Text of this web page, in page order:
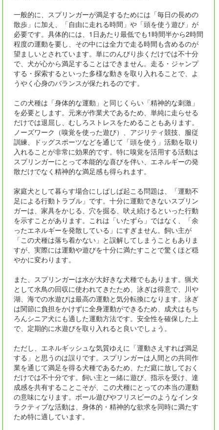
一般的に、スプリンガーが満足するためには「毎日の長めの
散歩」に加え、「自由に走れる時間」や「頭を使う遊び」が
必要です。具体的には、1日あたり最低でも1時間半から2時間
程度の運動を要し、その中には全力で走る時間も含めるのが
望ましいとされています。単にのんびり歩くだけでは不十分
で、犬が心から満足することはできません。走る・ジャンプ
する・探索するといった多様な動きを取り入れることで、よ
うやく心身のバランスが保たれるのです。
この犬種は「身体的な運動」と同じくらい「精神的な刺激」
を必要とします。元来が作業犬であるため、単純に走らせる
だけでは退屈し、むしろストレスをためることもあります。
ノーズワーク（嗅覚を使った遊び）、アジリティ競技、服従
訓練、ドッグスポーツなどを通じて「頭を使う」活動を取り
入れることが非常に効果的です。特に嗅覚を活用する活動は
スプリンガーにとって本能的な喜びを伴い、エネルギーの発
散だけでなく精神的な満足感も得られます。
家庭犬として暮らす場合にしばしば起こる問題は、「運動不
足による行動トラブル」です。十分に運動できないスプリン
ガーは、家具をかじる、穴を掘る、吠え続けるといった行動
を示すことがあります。これは「いたずら」ではなく、「余
ったエネルギーを発散している」にすぎません。飼い主が
「この犬種は落ち着かない」と誤解してしまうこともありま
すが、実際には運動や遊びを十分に満たすことで驚くほど穏
やかに変わります。
また、スプリンガーは水が大好きな犬種でもあります。猟犬
として水鳥の回収に使われてきたため、泳ぎは得意で、川や
湖、海での水遊びは最高の運動と気分転換になります。泳ぎ
は関節に負担をかけずに全身運動ができるため、成犬はもち
ろんシニア犬にも適した運動方法です。安全性を確保した上
で、定期的に水遊びを取り入れると良いでしょう。
ただし、エネルギッシュな気質ゆえに「運動さえすれば満足
する」と思うのは誤りです。スプリンガーは人間との共同作
業を通じて満足を得る犬種であるため、ただ庭に放しておく
だけでは不十分です。飼い主と一緒に遊び、指示を受け、達
成感を共有することこそが、この犬種にとっての本当の運動
の意味になります。ボール遊びやフリスビーのようなインタ
ラクティブな活動は、身体的・精神的な欲求を同時に満たす
ため特に適しています。